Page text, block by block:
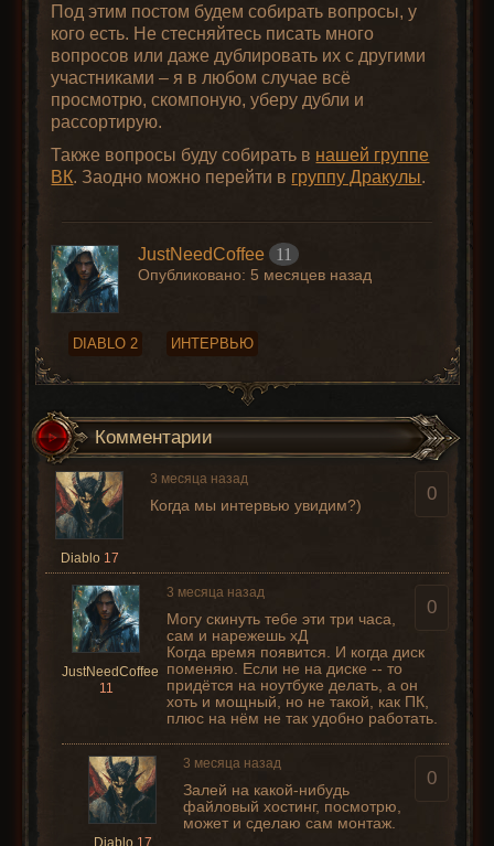
Под этим постом будем собирать вопросы, у
кого есть. Не стесняйтесь писать много
вопросов или даже дублировать их с другими
участниками – я в любом случае всё
просмотрю, скомпоную, уберу дубли и
рассортирую.
Также вопросы буду собирать в нашей группе
ВК. Заодно можно перейти в группу Дракулы.
JustNeedCoffee 11
Опубликовано: 5 месяцев назад
DIABLO 2 ИНТЕРВЬЮ
Комментарии
Diablo 17
0
3 месяца назад
Когда мы интервью увидим?)
JustNeedCoffee
11
0
3 месяца назад
Могу скинуть тебе эти три часа,
сам и нарежешь хД
Когда время появится. И когда диск
поменяю. Если не на диске -- то
придётся на ноутбуке делать, а он
хоть и мощный, но не такой, как ПК,
плюс на нём не так удобно работать.
Diablo 17
0
3 месяца назад
Залей на какой-нибудь
файловый хостинг, посмотрю,
может и сделаю сам монтаж.